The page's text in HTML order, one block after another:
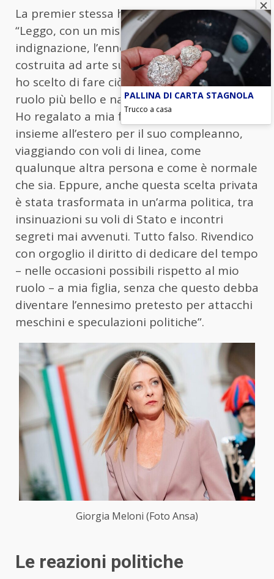
La premier stessa ha poi scritto sui social:
“Leggo, con un misto di amarezza e
indignazione, l’ennesima polemica
costruita ad arte sul nulla. Per due giorni
ho scelto di fare ciò che considero il mio
ruolo più bello e naturale: essere madre.
Ho regalato a mia figlia un fine settimana
insieme all’estero per il suo compleanno,
viaggiando con voli di linea, come
qualunque altra persona e come è normale
che sia. Eppure, anche questa scelta privata
è stata trasformata in un’arma politica, tra
insinuazioni su voli di Stato e incontri
segreti mai avvenuti. Tutto falso. Rivendico
con orgoglio il diritto di dedicare del tempo
– nelle occasioni possibili rispetto al mio
ruolo – a mia figlia, senza che questo debba
diventare l’ennesimo pretesto per attacchi
meschini e speculazioni politiche”.
Giorgia Meloni (Foto Ansa)
Le reazioni politiche
PALLINA DI CARTA STAGNOLA
Trucco a casa